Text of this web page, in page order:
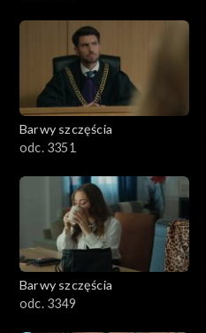
Barwy szczęścia
odc. 3351
Barwy szczęścia
odc. 3349